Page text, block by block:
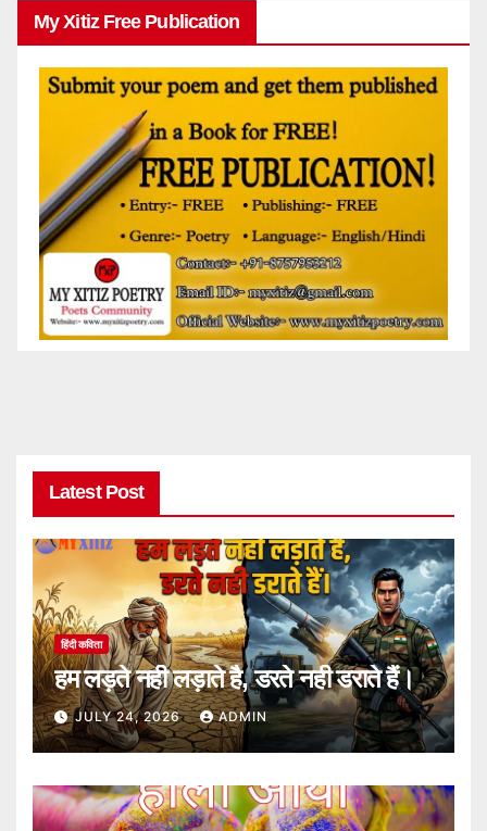
My Xitiz Free Publication
Latest Post
हिंदी कविता
हम लड़ते नही लड़ाते है, डरते नही डराते हैं।
JULY 24, 2026 ADMIN